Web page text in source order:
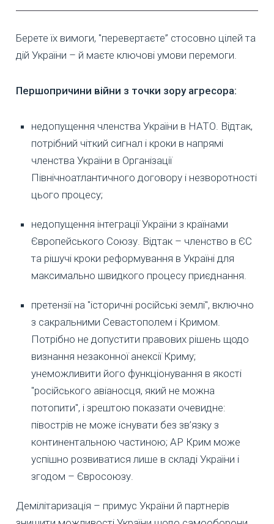
Берете їх вимоги, "перевертаєте” стосовно цілей та
дій України – й маєте ключові умови перемоги.
Першопричини війни з точки зору агресора:
недопущення членства України в НАТО. Відтак,
потрібний чіткий сигнал і кроки в напрямі
членства України в Організації
Північноатлантичного договору і незворотності
цього процесу;
недопущення інтеграції України з країнами
Європейського Союзу. Відтак – членство в ЄС
та рішучі кроки реформування в Україні для
максимально швидкого процесу приєднання.
претензії на "історичні російські землі", включно
з сакральними Севастополем і Кримом.
Потрібно не допустити правових рішень щодо
визнання незаконної анексії Криму;
унеможливити його функціонування в якості
"російського авіаносця, який не можна
потопити", і зрештою показати очевидне:
півострів не може існувати без зв’язку з
континентальною частиною; АР Крим може
успішно розвиватися лише в складі України і
згодом – Євросоюзу.
Демілітаризація – примус України й партнерів